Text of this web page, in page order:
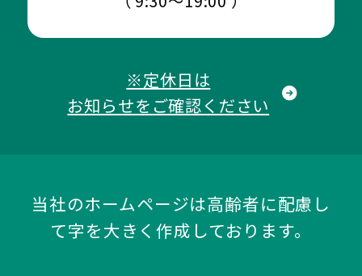
※定休日は
お知らせをご確認ください
当社のホームページは高齢者に配慮し
て字を大きく作成しております。